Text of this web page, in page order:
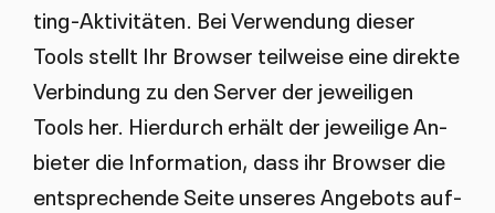
ting-Ak­ti­vi­tä­ten. Bei Ver­wen­dung die­ser
Tools stellt Ihr Brow­ser teil­wei­se ei­ne di­rek­te
Ver­bin­dung zu den Ser­ver der je­wei­li­gen
Tools her. Hier­durch er­hält der je­wei­li­ge An­
bie­ter die In­for­ma­ti­on, dass ihr Brow­ser die
ent­spre­chen­de Sei­te un­se­res An­ge­bots auf­